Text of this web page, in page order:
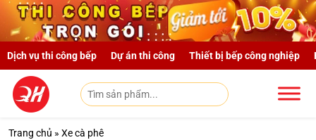
Skip to main content
Dịch vụ thi công bếp Dự án thi công Thiết bị bếp công nghiệp
Trang chủ » Xe cà phê